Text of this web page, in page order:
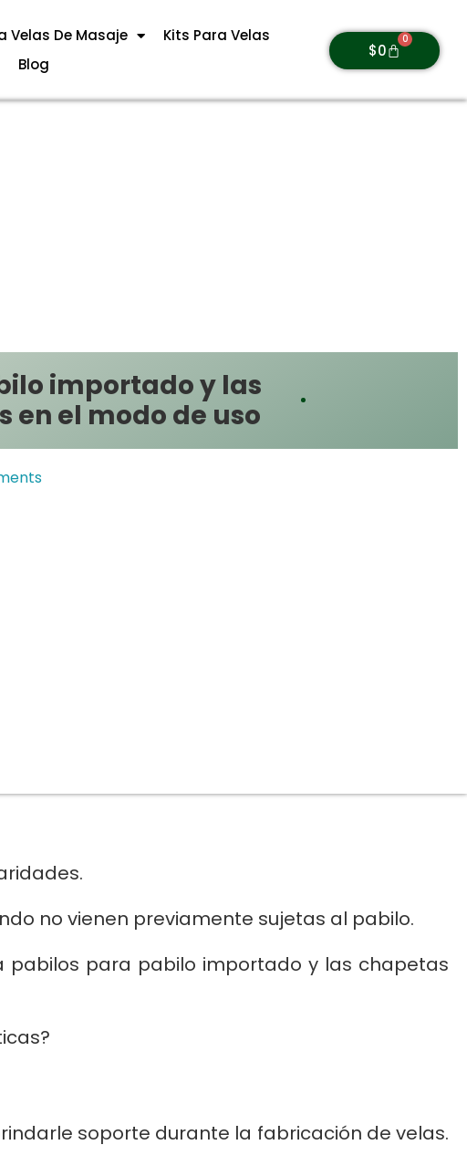
Velas De Masaje
Kits Para Velas
Blog
$0
0
importado y las
el modo de uso
no vienen previamente sujetas al pabilo.
pabilos para pabilo importado y las chapetas
soporte durante la fabricación de velas.